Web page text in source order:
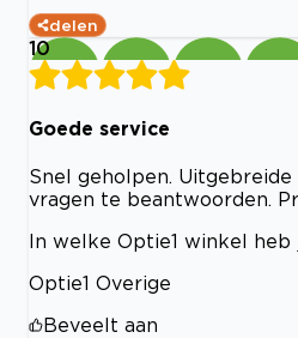
delen
10
Goede service
Snel geholpen. Uitgebreide
vragen te beantwoorden.
In welke Optie1 winkel heb
Optie1 Overige
Beveelt aan